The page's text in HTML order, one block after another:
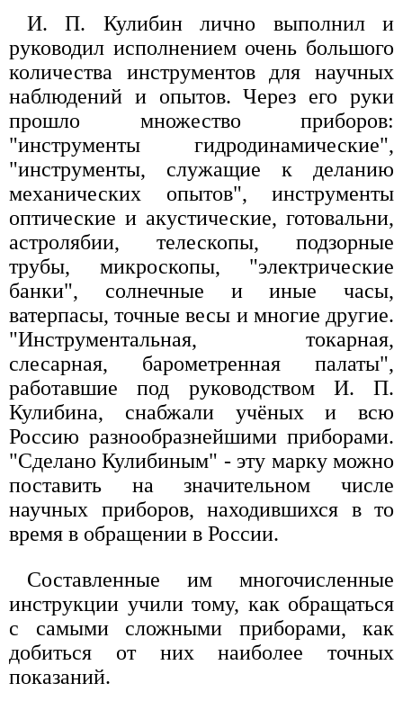
И. П. Кулибин лично выполнил и
руководил исполнением очень большого
количества инструментов для научных
наблюдений и опытов. Через его руки
прошло множество приборов:
"инструменты гидродинамические",
"инструменты, служащие к деланию
механических опытов", инструменты
оптические и акустические, готовальни,
астролябии, телескопы, подзорные
трубы, микроскопы, "электрические
банки", солнечные и иные часы,
ватерпасы, точные весы и многие другие.
"Инструментальная, токарная,
слесарная, барометренная палаты",
работавшие под руководством И. П.
Кулибина, снабжали учёных и всю
Россию разнообразнейшими приборами.
"Сделано Кулибиным" - эту марку можно
поставить на значительном числе
научных приборов, находившихся в то
время в обращении в России.
Составленные им многочисленные
инструкции учили тому, как обращаться
с самыми сложными приборами, как
добиться от них наиболее точных
показаний.